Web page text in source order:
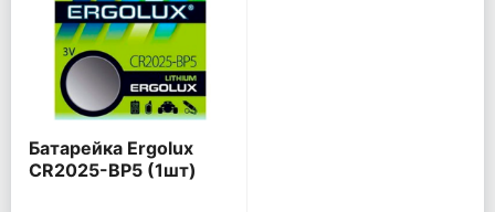
Батарейка Ergolux
CR2025-BP5 (1шт)